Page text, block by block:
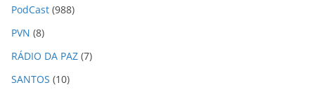
PodCast (988)
PVN (8)
RÁDIO DA PAZ (7)
SANTOS (10)